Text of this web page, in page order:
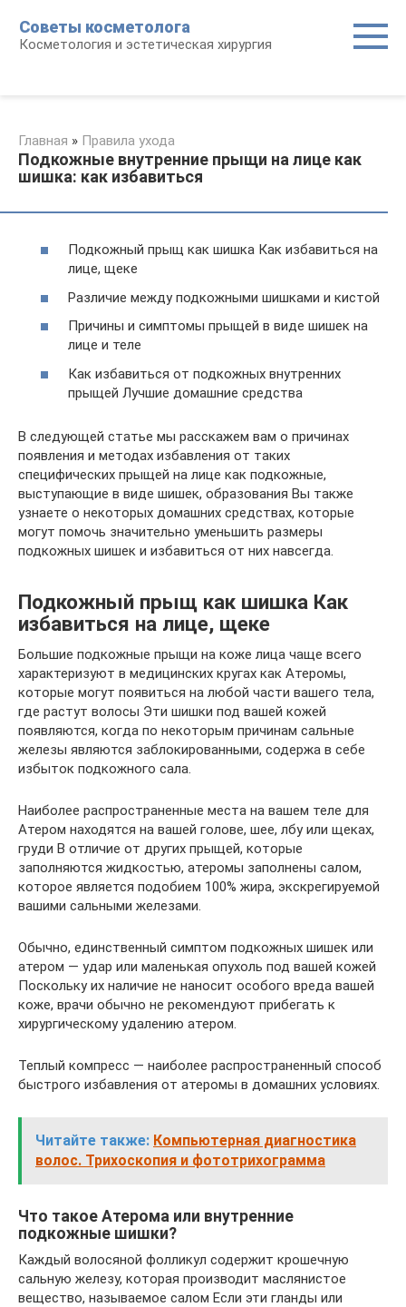
контенту
Советы косметолога
Косметология и эстетическая хирургия
Главная » Правила ухода
Подкожные внутренние прыщи на лице как
шишка: как избавиться
Подкожный прыщ как шишка Как избавиться на
лице, щеке
Различие между подкожными шишками и кистой
Причины и симптомы прыщей в виде шишек на
лице и теле
Как избавиться от подкожных внутренних
прыщей Лучшие домашние средства
В следующей статье мы расскажем вам о причинах
появления и методах избавления от таких
специфических прыщей на лице как подкожные,
выступающие в виде шишек, образования Вы также
узнаете о некоторых домашних средствах, которые
могут помочь значительно уменьшить размеры
подкожных шишек и избавиться от них навсегда.
Подкожный прыщ как шишка Как
избавиться на лице, щеке
Большие подкожные прыщи на коже лица чаще всего
характеризуют в медицинских кругах как Атеромы,
которые могут появиться на любой части вашего тела,
где растут волосы Эти шишки под вашей кожей
появляются, когда по некоторым причинам сальные
железы являются заблокированными, содержа в себе
избыток подкожного сала.
Наиболее распространенные места на вашем теле для
Атером находятся на вашей голове, шее, лбу или щеках,
груди В отличие от других прыщей, которые
заполняются жидкостью, атеромы заполнены салом,
которое является подобием 100% жира, экскрегируемой
вашими сальными железами.
Обычно, единственный симптом подкожных шишек или
атером — удар или маленькая опухоль под вашей кожей
Поскольку их наличие не наносит особого вреда вашей
коже, врачи обычно не рекомендуют прибегать к
хирургическому удалению атером.
Теплый компресс — наиболее распространенный способ
быстрого избавления от атеромы в домашних условиях.
Читайте также: Компьютерная диагностика
волос. Трихоскопия и фототрихограмма
Что такое Атерома или внутренние
подкожные шишки?
Каждый волосяной фолликул содержит крошечную
сальную железу, которая производит маслянистое
вещество, называемое салом Если эти гланды или